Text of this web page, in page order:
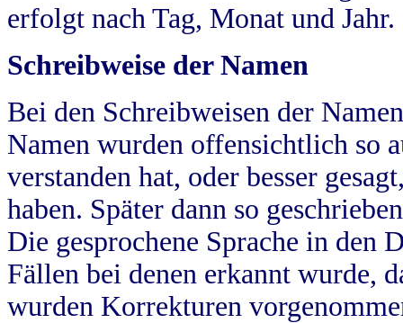
erfolgt nach Tag, Monat und Jahr.
Schreibweise der Namen
Bei den Schreibweisen der
Namen wurden offensichtlich so
verstanden hat, oder besser
haben. Später dann so
Die gesprochene Sprache in
Fällen bei denen erkannt wurde,
wurden Korrekturen